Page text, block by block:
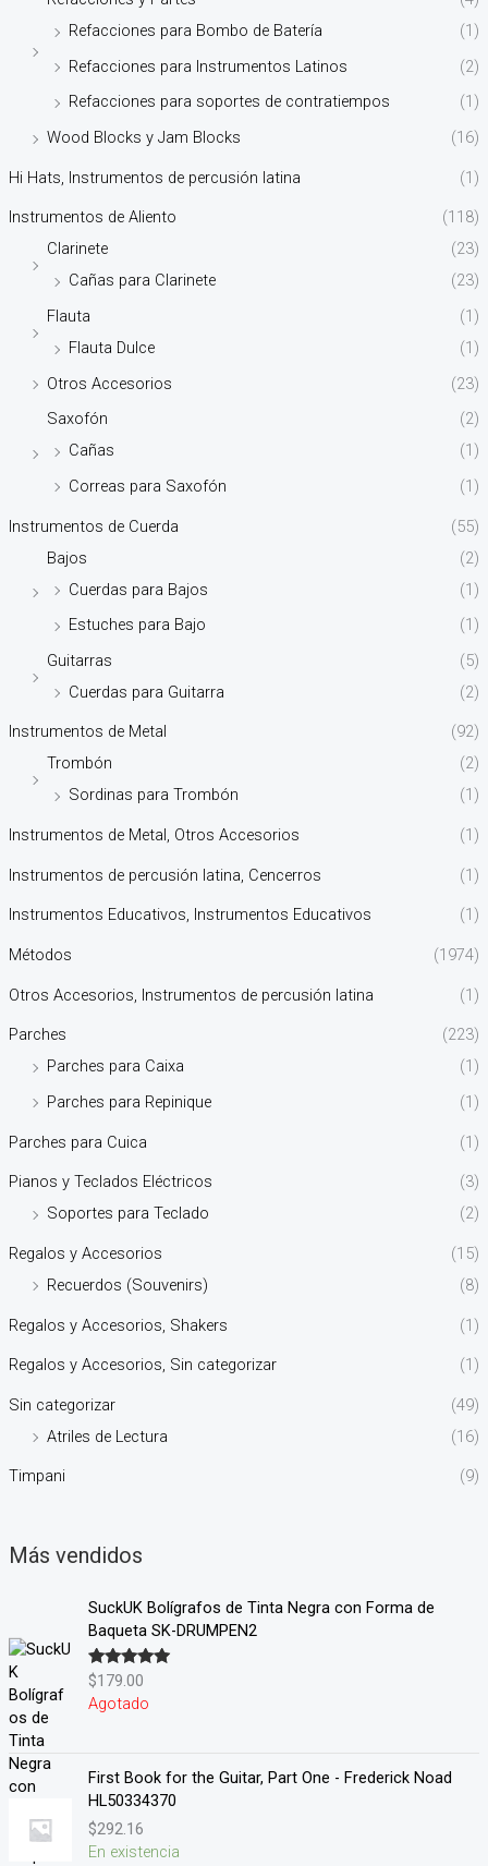
Refacciones para Bombo de Batería
(1)
Refacciones para Instrumentos Latinos
(2)
Refacciones para soportes de contratiempos
(1)
Wood Blocks y Jam Blocks
(16)
Hi Hats, Instrumentos de percusión latina (1)
Instrumentos de Aliento
(118)
Clarinete
(23)
Cañas para Clarinete
(23)
Flauta
(1)
Flauta Dulce
(1)
Otros Accesorios
(23)
Saxofón
(2)
Cañas
(1)
Correas para Saxofón
(1)
Instrumentos de Cuerda
(55)
Bajos
(2)
Cuerdas para Bajos
(1)
Estuches para Bajo
(1)
Guitarras
(5)
Cuerdas para Guitarra
(2)
Instrumentos de Metal
(92)
Trombón
(2)
Sordinas para Trombón
(1)
Instrumentos de Metal, Otros Accesorios (1)
Instrumentos de percusión latina, Cencerros (1)
Instrumentos Educativos, Instrumentos Educativos (1)
Métodos (1974)
Otros Accesorios, Instrumentos de percusión latina (1)
Parches
(223)
Parches para Caixa
(1)
Parches para Repinique
(1)
Parches para Cuica (1)
Pianos y Teclados Eléctricos
(3)
Soportes para Teclado
(2)
Regalos y Accesorios
(15)
Recuerdos (Souvenirs)
(8)
Regalos y Accesorios, Shakers (1)
Regalos y Accesorios, Sin categorizar (1)
Sin categorizar
(49)
Atriles de Lectura
(16)
Timpani (9)
Más vendidos
SuckUK Bolígrafos de Tinta Negra con Forma de
Baqueta SK-DRUMPEN2
Valorado en
5.00
de 5
$179.00
Agotado
First Book for the Guitar, Part One - Frederick Noad
HL50334370
$292.16
En existencia